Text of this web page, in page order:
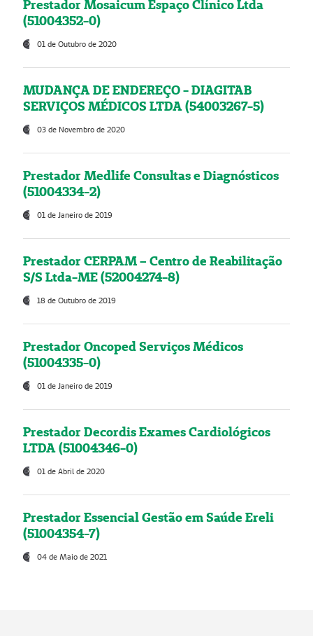
Prestador Mosaicum Espaço Clínico Ltda
(51004352-0)
01 de Outubro de 2020
MUDANÇA DE ENDEREÇO - DIAGITAB
SERVIÇOS MÉDICOS LTDA (54003267-5)
03 de Novembro de 2020
Prestador Medlife Consultas e Diagnósticos
(51004334-2)
01 de Janeiro de 2019
Prestador CERPAM – Centro de Reabilitação
S/S Ltda-ME (52004274-8)
18 de Outubro de 2019
Prestador Oncoped Serviços Médicos
(51004335-0)
01 de Janeiro de 2019
Prestador Decordis Exames Cardiológicos
LTDA (51004346-0)
01 de Abril de 2020
Prestador Essencial Gestão em Saúde Ereli
(51004354-7)
04 de Maio de 2021